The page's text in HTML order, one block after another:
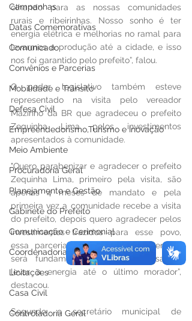
Campanhas
Datas Comemorativas
Comunicado
Convênios e Parcerias
Mobilidade e Trânsito
Defesa Civil
Empreendedorismo,Turismo e Inovação
Meio Ambiente
Procuradoria Geral
Planejamento e Gestão
Gabinete do Prefeito
Comunicação e Cerimonial
Coordenadoria de Politica Mulheres
Licitações
Casa Civil
Controladoria Geral
olhando para as nossas comunidades
rurais e ribeirinhas. Nosso sonho é ter
energia elétrica e melhorias no ramal para
levarmos a produção até a cidade, e isso
nos foi garantido pelo prefeito”, falou.
O poder legislativo também esteve
representado na visita pelo vereador
Mazinho da BR que agradeceu o prefeito
Zequinha Lima pelos investimentos
apresentados à comunidade.
"Quero parabenizar e agradecer o prefeito
Zequinha Lima, primeiro pela visita, são
apenas 4 meses de mandato e pela
primeira vez a comunidade recebe a visita
do prefeito, depois quero agradecer pelos
investimentos trazidos para esse povo,
essa parceria, da prefeitura e Energisa,
será fundamental para que possamos
levar a energia até o último morador”,
destacou.
Segundo o secretário municipal de